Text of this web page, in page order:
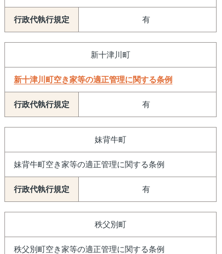
有
新十津川町
新十津川町空き家等の適正管理に関する条例
有
妹背牛町
妹背牛町空き家等の適正管理に関する条例
有
秩父別町
秩父別町空き家等の適正管理に関する条例